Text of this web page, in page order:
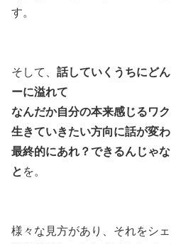
す。
そして、 話していくうちにど
ーに溢れて
なんだか自分の本来感じるワク
生きていきたい方向に話が変
最終的にあれ？できるんじゃ
と を。
様々な見方があり、それをシ